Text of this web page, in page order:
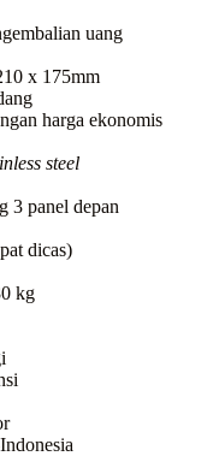
uang
x 175mm
harga ekonomis
steel
3 panel depan
dicas)
kg